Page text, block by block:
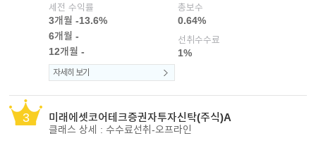
세전 수익률
3개월 -13.6%
6개월 -
12개월 -
총보수
0.64%
선취수수료
1%
자세히 보기
3 미래에셋코어테크증권자투자신탁(주식)A
클래스 상세 : 수수료선취-오프라인